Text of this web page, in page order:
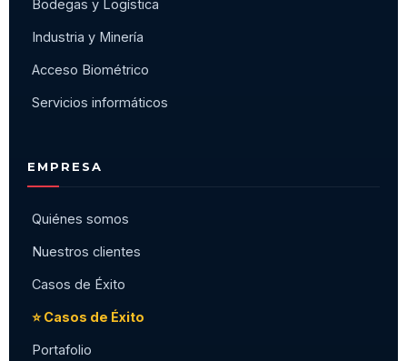
Bodegas y Logística
Industria y Minería
Acceso Biométrico
Servicios informáticos
EMPRESA
Quiénes somos
Nuestros clientes
Casos de Éxito
⭐ Casos de Éxito
Portafolio